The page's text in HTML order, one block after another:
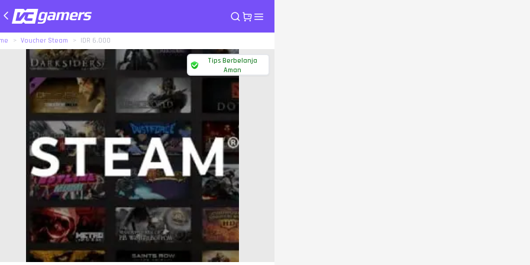
Voucher Steam IDR 6.000
Tips Berbelanja
Aman